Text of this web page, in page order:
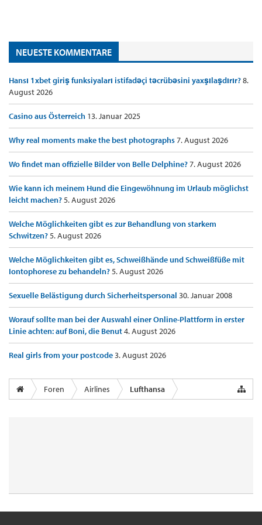
NEUESTE KOMMENTARE
Hansı 1xbet giriş funksiyaları istifadəçi təcrübəsini yaxşılaşdırır?8.
August 2026
Casino aus Österreich 13. Januar 2025
Why real moments make the best photographs7. August 2026
Wo findet man offizielle Bilder von Belle Delphine?7. August 2026
Wie kann ich meinem Hund die Eingewöhnung im Urlaub möglichst
leicht machen?5. August 2026
Welche Möglichkeiten gibt es zur Behandlung von starkem
Schwitzen?5. August 2026
Welche Möglichkeiten gibt es, Schweißhände und Schweißfüße mit
Iontophorese zu behandeln?5. August 2026
Sexuelle Belästigung durch Sicherheitspersonal 30. Januar 2008
Worauf sollte man bei der Auswahl einer Online-Plattform in erster
Linie achten: auf Boni, die Benut4. August 2026
Real girls from your postcode3. August 2026
Foren Airlines Lufthansa